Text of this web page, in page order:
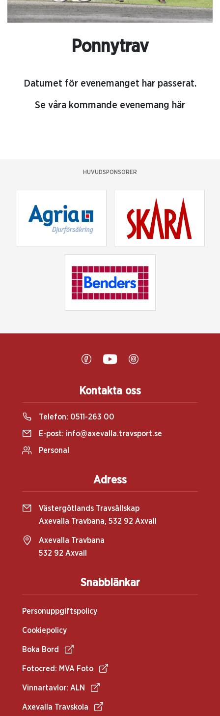
Ponnytrav
Datumet för evenemanget har passerat.
Se våra kommande evenemang här
HUVUDSPONSORER
Snabblänkar
Personuppgiftspolicy
Cookiepolicy
Boka Bord
Fotocred: MVA Foto
Vinnartavlor: ALN
Axevalla Travskola
Kontakta oss
Telefon: 0511-263 00
E-post: info@axevalla.travsport.se
Personal
Adress
Västergötlands Travsällskap
Axevalla Travbana, 532 92 Axvall
Axevalla Travbana
532 92 Axvall